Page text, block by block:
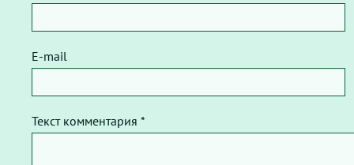
E-mail
Текст комментария *